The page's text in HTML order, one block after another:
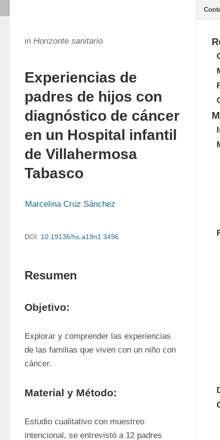
in Horizonte sanitario
Experiencias de
padres de hijos con
diagnóstico de cáncer
en un Hospital infantil
de Villahermosa
Tabasco
Marcelina Cruz Sánchez
DOI: 10.19136/hs.a19n1.3496
Resumen
Objetivo:
Explorar y comprender las experiencias
de las familias que viven con un niño con
cáncer.
Material y Método:
Estudio cualitativo con muestreo
intencional, se entrevistó a 12 padres